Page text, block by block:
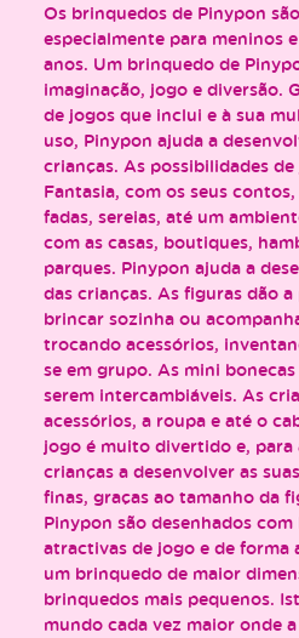
Os brinquedos de Pinypon
especialmente para meninos
anos. Um brinquedo de
imaginação, jogo e diversão.
de jogos que inclui e à sua
uso, Pinypon ajuda a
crianças. As possibilidades
Fantasia, com os seus
fadas, sereias, até um
com as casas, boutiques,
parques. Pinypon ajuda a
das crianças. As figuras dão
brincar sozinha ou
trocando acessórios,
se em grupo. As mini
serem intercambiáveis. As
acessórios, a roupa e até o
jogo é muito divertido e, para
crianças a desenvolver as
finas, graças ao tamanho da
Pinypon são desenhados
atractivas de jogo e de forma
um brinquedo de maior
brinquedos mais pequenos.
mundo cada vez maior onde